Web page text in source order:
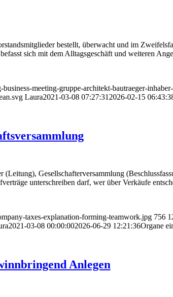
bestellt, überwacht und im
sich mit dem Alltagsgeschäft und weiteren
meeting-gruppe-architekt-bautraeger-
Laura2021-03-08 07:27:31 2026-02-15
Gesellschafterversammlung
unterschreiben darf, wer über Verkäufe
taxes-explanation-forming-teamwork.jpg 756
2021-03-08 00:00:002026-06-29 12:21:36Organe
Anlegen